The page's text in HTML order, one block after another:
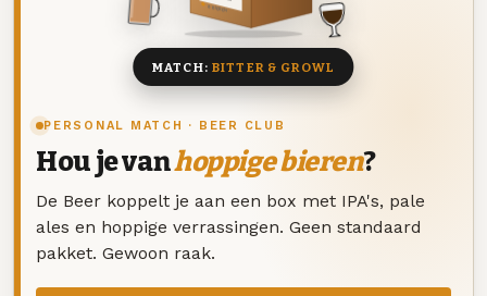
PERSONAL MATCH · BEER CLUB
Hou je vanhoppige bieren?
De Beer koppelt je aan een box met IPA's, pale
ales en hoppige verrassingen. Geen standaard
pakket. Gewoon raak.
8 BIEREN
MATCH: BITTER & GROWL